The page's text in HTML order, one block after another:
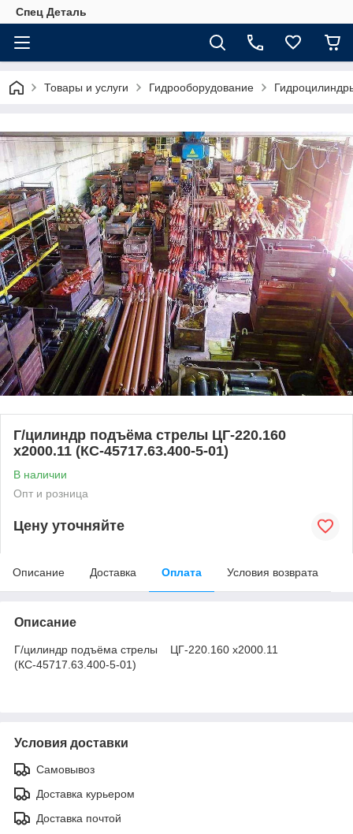
Спец Деталь
Товары и услуги Гидрооборудование
Г/цилиндр подъёма стрелы ЦГ-220.160
х2000.11 (КС-45717.63.400-5-01)
В наличии
Опт и розница
Цену уточняйте
Описание Доставка Оплата Условия возврата
Описание
Г/цилиндр подъёма стрелы ЦГ-220.160 х2000.11
(КС-45717.63.400-5-01)
Условия доставки
Самовывоз
Доставка курьером
Доставка почтой